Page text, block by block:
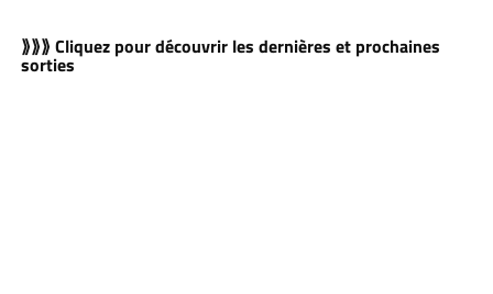
⟫⟫⟫ Cliquez pour découvrir les dernières et prochaines
sorties